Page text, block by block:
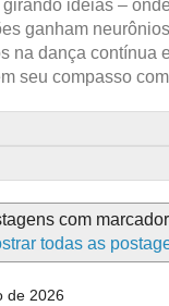
girando ideias –
ganham
na dança contínua
seu compasso
com marcador
todas as
de 2026